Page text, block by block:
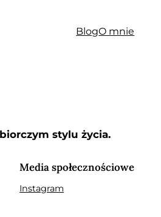
BlogO mnie
stylu życia.
Media społecznościowe
Instagram